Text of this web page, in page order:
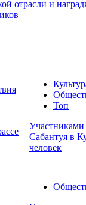
отрасли и
Топ
Сабантуя в
человек